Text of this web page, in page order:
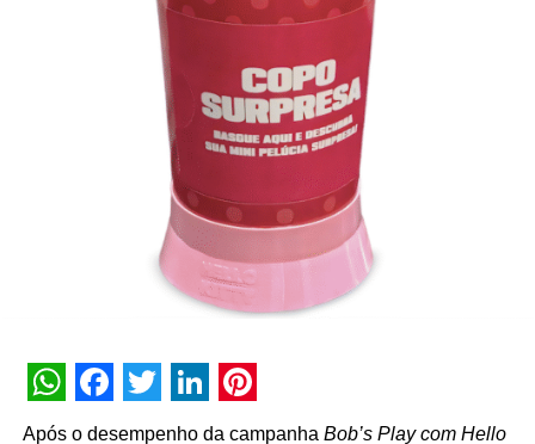
WhatsApp
Facebook
Twitter
LinkedIn
Pinterest
Após o desempenho da campanha Bob’s Play com Hello